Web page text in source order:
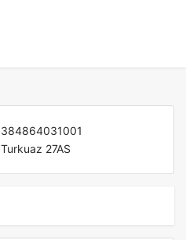
384864031001
Turkuaz 27AS